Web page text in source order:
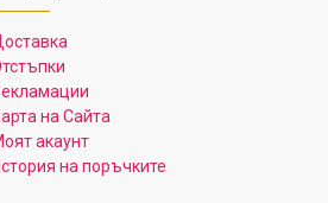
на Сайта
акаунт
на поръчките